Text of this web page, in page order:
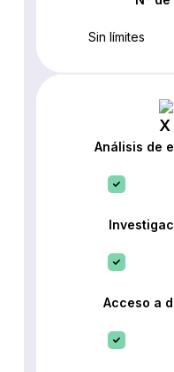
Sin límites
Análisis de
Acceso a